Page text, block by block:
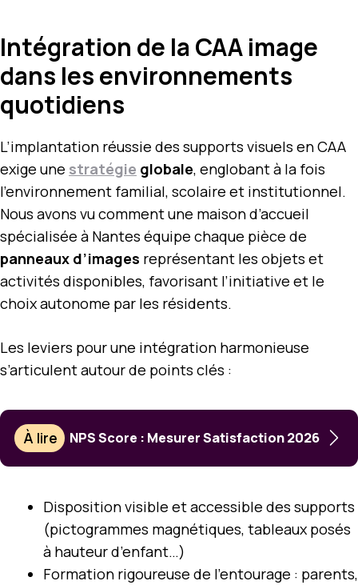
Intégration de la CAA image
dans les environnements
quotidiens
L’implantation réussie des supports visuels en CAA
exige une stratégie globale, englobant à la fois
l’environnement familial, scolaire et institutionnel.
Nous avons vu comment une maison d’accueil
spécialisée à Nantes équipe chaque pièce de
panneaux d’images représentant les objets et
activités disponibles, favorisant l’initiative et le
choix autonome par les résidents.
Les leviers pour une intégration harmonieuse
s’articulent autour de points clés :
À lire NPS Score : Mesurer Satisfaction 2026
Disposition visible et accessible des supports
(pictogrammes magnétiques, tableaux posés
à hauteur d’enfant…)
Formation rigoureuse de l’entourage : parents,